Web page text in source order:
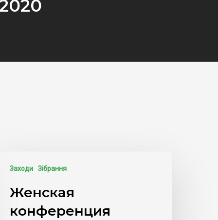
Заходи Зібрання
Женская
конференция